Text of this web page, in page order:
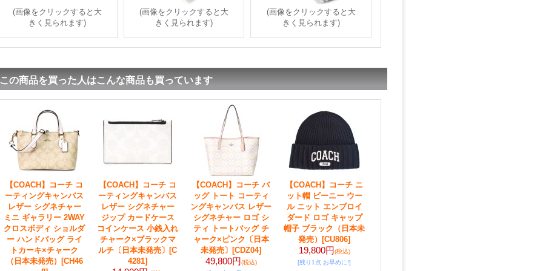
(画像をクリックすると大
きく見られます)
(画像をクリックすると大
きく見られます)
(画像をクリックすると大
きく見られます)
この商品を買った人はこんな商品も買っています
【COACH】コーチ コ
ーティングキャンバス
レザー シグネチャー
ミニ ギャラリー 2WAY
クロスボディ ショルダ
ー ハンドバッグ ライ
トカーキ×チャーク
（日本未発売）
[CH46
【COACH】コーチ コ
ーティングキャンバス
レザー シグネチャー
ジップ カードケース
コインケース 小銭入れ
チャーク×ブラックマ
ルチ〔日本未発売〕 [C
4281]
【COACH】コーチ バ
ッグ トート コーティ
ングキャンバス レザー
シグネチャー ロゴ シ
ティ トートバッグ チ
ャーク×ピンク〔日本
未発売〕 [CDZ04]
49,800円(税込)
【COACH】コーチ ニ
ット帽 ビーニー ウー
ル ニット エンブロイ
ダード ロゴ キャップ
帽子 ブラック（日本未
発売）
[CU806]
19,800円(税込)
[残り1点 お早めに!]